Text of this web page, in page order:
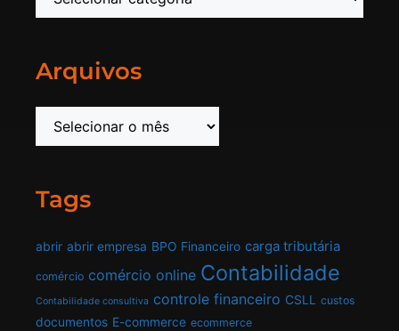
Arquivos
Tags
abrir abrir empresa BPO Financeiro carga tributária
comércio comércio online Contabilidade
Contabilidade consultiva controle financeiro CSLL custos
documentos E-commerce ecommerce